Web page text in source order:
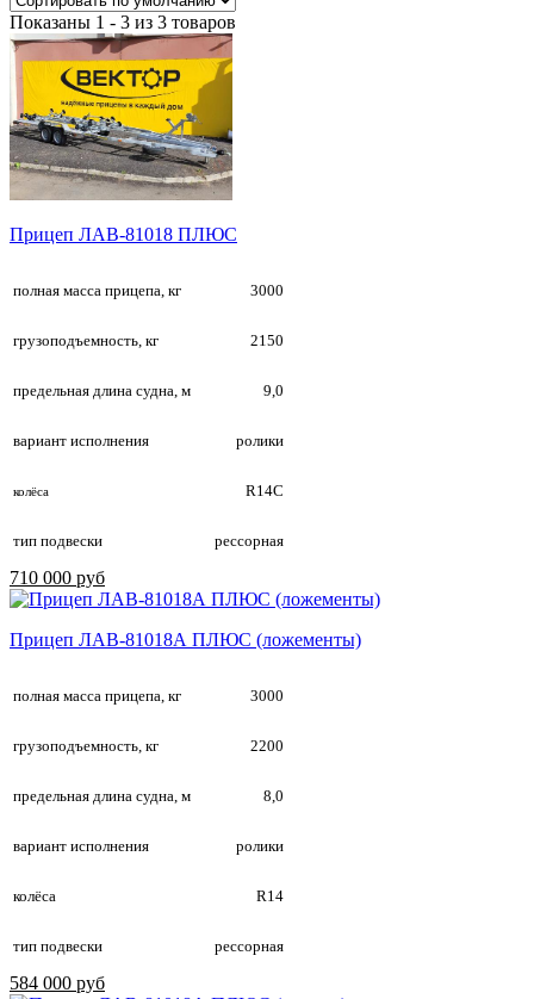
Показаны 1 - 3 из 3 товаров
Прицеп ЛАВ-81018 ПЛЮС
полная масса прицепа, кг 3000
грузоподъемность, кг 2150
предельная длина судна, м 9,0
вариант исполнения ролики
колёса R14С
тип подвески рессорная
710 000 руб
Прицеп ЛАВ-81018А ПЛЮС (ложементы)
полная масса прицепа, кг 3000
грузоподъемность, кг 2200
предельная длина судна, м 8,0
вариант исполнения ролики
колёса R14
тип подвески рессорная
584 000 руб